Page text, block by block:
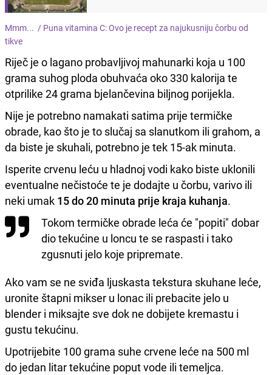
Mmm... / Puna vitamina C: Ovo je recept za najukusniju čorbu od
tikve
Riječ je o lagano probavljivoj mahunarki koja u 100
grama suhog ploda obuhvaća oko 330 kalorija te
otprilike 24 grama bjelančevina biljnog porijekla.
Nije je potrebno namakati satima prije termičke
obrade, kao što je to slučaj sa slanutkom ili grahom, a
da biste je skuhali, potrebno je tek 15-ak minuta.
Isperite crvenu leću u hladnoj vodi kako biste uklonili
eventualne nečistoće te je dodajte u čorbu, varivo ili
neki umak 15 do 20 minuta prije kraja kuhanja.
Tokom termičke obrade leća će "popiti" dobar
dio tekućine u loncu te se raspasti i tako
zgusnuti jelo koje pripremate.
Ako vam se ne sviđa ljuskasta tekstura skuhane leće,
uronite štapni mikser u lonac ili prebacite jelo u
blender i miksajte sve dok ne dobijete kremastu i
gustu tekućinu.
Upotrijebite 100 grama suhe crvene leće na 500 ml
do jedan litar tekućine poput vode ili temeljca.